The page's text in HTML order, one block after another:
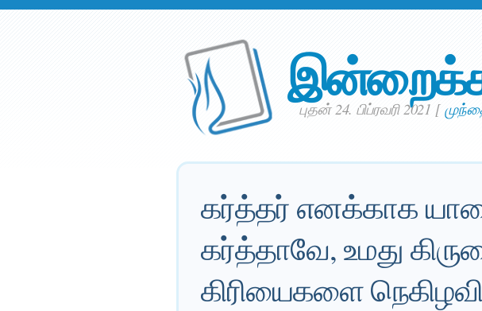
புதன் 24. பிப்ரவரி 2021 [
கர்த்தர் எனக்காக
கர்த்தாவே, உமது
கிரியைகளை